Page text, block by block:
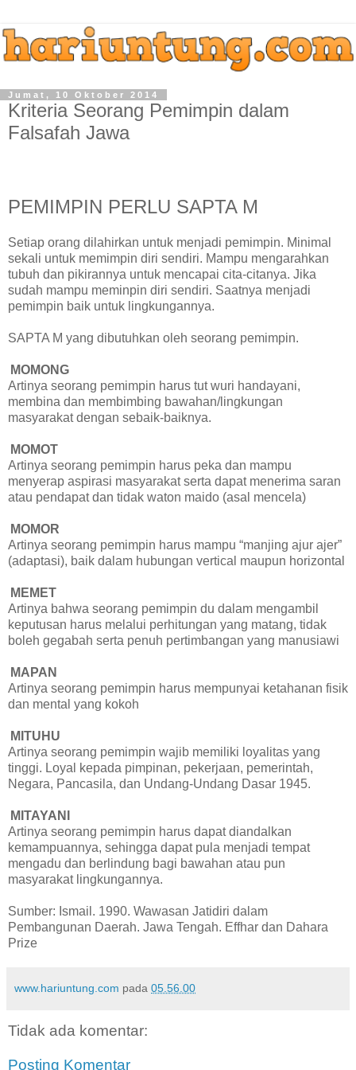
Jumat, 10 Oktober 2014
Kriteria Seorang Pemimpin dalam
Falsafah Jawa
PEMIMPIN PERLU SAPTA M
Setiap orang dilahirkan untuk menjadi pemimpin. Minimal
sekali untuk memimpin diri sendiri. Mampu mengarahkan
tubuh dan pikirannya untuk mencapai cita-citanya. Jika
sudah mampu meminpin diri sendiri. Saatnya menjadi
pemimpin baik untuk lingkungannya.
SAPTA M yang dibutuhkan oleh seorang pemimpin.
MOMONG
Artinya seorang pemimpin harus tut wuri handayani,
membina dan membimbing bawahan/lingkungan
masyarakat dengan sebaik-baiknya.
MOMOT
Artinya seorang pemimpin harus peka dan mampu
menyerap aspirasi masyarakat serta dapat menerima saran
atau pendapat dan tidak waton maido (asal mencela)
MOMOR
Artinya seorang pemimpin harus mampu “manjing ajur ajer”
(adaptasi), baik dalam hubungan vertical maupun horizontal
MEMET
Artinya bahwa seorang pemimpin du dalam mengambil
keputusan harus melalui perhitungan yang matang, tidak
boleh gegabah serta penuh pertimbangan yang manusiawi
MAPAN
Artinya seorang pemimpin harus mempunyai ketahanan fisik
dan mental yang kokoh
MITUHU
Artinya seorang pemimpin wajib memiliki loyalitas yang
tinggi. Loyal kepada pimpinan, pekerjaan, pemerintah,
Negara, Pancasila, dan Undang-Undang Dasar 1945.
MITAYANI
Artinya seorang pemimpin harus dapat diandalkan
kemampuannya, sehingga dapat pula menjadi tempat
mengadu dan berlindung bagi bawahan atau pun
masyarakat lingkungannya.
Sumber: Ismail. 1990. Wawasan Jatidiri dalam
Pembangunan Daerah. Jawa Tengah. Effhar dan Dahara
Prize
www.hariuntung.com pada 05.56.00
Tidak ada komentar:
Posting Komentar